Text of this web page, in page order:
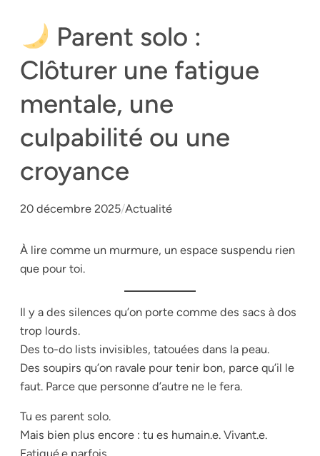
Parent solo :
Clôturer une fatigue
mentale, une
culpabilité ou une
croyance
20 décembre 2025/Actualité
À lire comme un murmure, un espace suspendu rien
que pour toi.
Il y a des silences qu’on porte comme des sacs à dos
trop lourds.
Des to-do lists invisibles, tatouées dans la peau.
Des soupirs qu’on ravale pour tenir bon, parce qu’il le
faut. Parce que personne d’autre ne le fera.
Tu es parent solo.
Mais bien plus encore : tu es humain.e. Vivant.e.